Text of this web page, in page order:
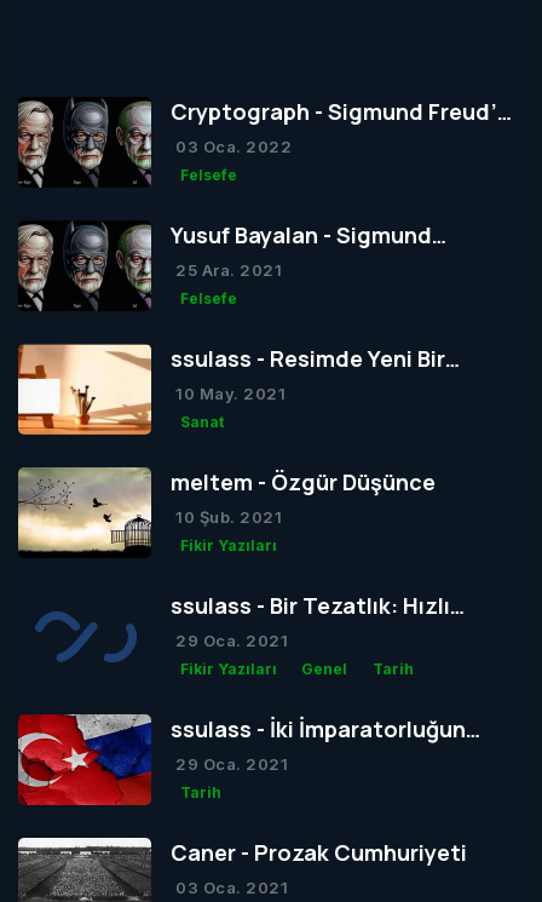
Cryptograph - Sigmund Freud’un
Yapısal Kuramı
03 Oca. 2022
Felsefe
Yusuf Bayalan - Sigmund
Freud’un Yapısal Kuramı
25 Ara. 2021
Felsefe
ssulass - Resimde Yeni Bir
Dönem mi Yoksa Bir Dönemin
Sonu mu?
10 May. 2021
Sanat
meltem - Özgür Düşünce
10 Şub. 2021
Fikir Yazıları
ssulass - Bir Tezatlık: Hızlı
Yaşam, Yavaş Gelişim
29 Oca. 2021
Fikir Yazıları Genel Tarih
ssulass - İki İmparatorluğun
Çağdaşlığa Giden Yolda
Birbiriyle Olan Gizli Rekabeti
29 Oca. 2021
Tarih
Caner - Prozak Cumhuriyeti
03 Oca. 2021